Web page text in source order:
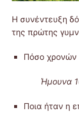
Η συνέντευξη
της πρώτης
Πόσο χρονών
Ήμουνα 16
Ποια ήταν η